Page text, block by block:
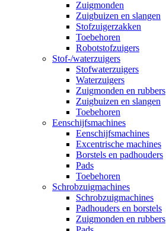
Zuigmonden
Zuigbuizen en slangen
Stofzuigerzakken
Toebehoren
Robotstofzuigers
Stof-/waterzuigers
Stofwaterzuigers
Waterzuigers
Zuigmonden en rubbers
Zuigbuizen en slangen
Toebehoren
Eenschijfsmachines
Eenschijfsmachines
Excentrische machines
Borstels en padhouders
Pads
Toebehoren
Schrobzuigmachines
Schrobzuigmachines
Padhouders en borstels
Zuigmonden en rubbers